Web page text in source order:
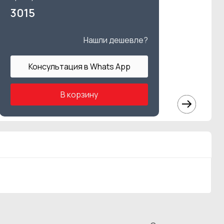
3015
Нашли дешевле?
Консультация в Whats App
В корзину